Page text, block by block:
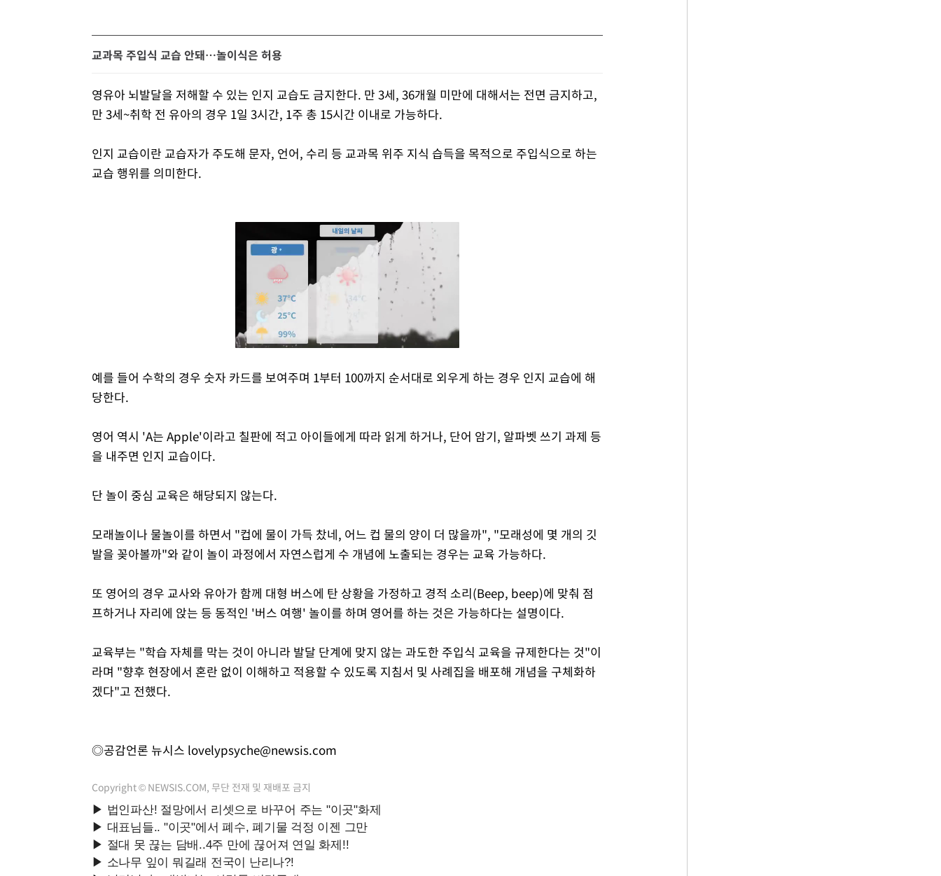
교과목 주입식 교습 안돼…놀이식은 허용
영유아 뇌발달을 저해할 수 있는 인지 교습도 금지한다. 만 3세, 36개월 미만에 대해서는 전면 금지하고,
만 3세~취학 전 유아의 경우 1일 3시간, 1주 총 15시간 이내로 가능하다.
인지 교습이란 교습자가 주도해 문자, 언어, 수리 등 교과목 위주 지식 습득을 목적으로 주입식으로 하는
교습 행위를 의미한다.
예를 들어 수학의 경우 숫자 카드를 보여주며 1부터 100까지 순서대로 외우게 하는 경우 인지 교습에 해
당한다.
영어 역시 'A는 Apple'이라고 칠판에 적고 아이들에게 따라 읽게 하거나, 단어 암기, 알파벳 쓰기 과제 등
을 내주면 인지 교습이다.
단 놀이 중심 교육은 해당되지 않는다.
모래놀이나 물놀이를 하면서 "컵에 물이 가득 찼네, 어느 컵 물의 양이 더 많을까", "모래성에 몇 개의 깃
발을 꽂아볼까"와 같이 놀이 과정에서 자연스럽게 수 개념에 노출되는 경우는 교육 가능하다.
또 영어의 경우 교사와 유아가 함께 대형 버스에 탄 상황을 가정하고 경적 소리(Beep, beep)에 맞춰 점
프하거나 자리에 앉는 등 동적인 '버스 여행' 놀이를 하며 영어를 하는 것은 가능하다는 설명이다.
교육부는 "학습 자체를 막는 것이 아니라 발달 단계에 맞지 않는 과도한 주입식 교육을 규제한다는 것"이
라며 "향후 현장에서 혼란 없이 이해하고 적용할 수 있도록 지침서 및 사례집을 배포해 개념을 구체화하
겠다"고 전했다.
◎공감언론 뉴시스 lovelypsyche@newsis.com
Copyright © NEWSIS.COM, 무단 전재 및 재배포 금지